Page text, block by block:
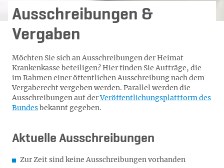
Ausschreibungen &
Vergaben
Möchten Sie sich an Ausschreibungen der Heimat
Krankenkasse beteiligen? Hier finden Sie Aufträge, die
im Rahmen einer öffentlichen Ausschreibung nach dem
Vergaberecht vergeben werden. Parallel werden die
Ausschreibungen auf derVeröffentlichungsplattform des
Bundesbekannt gegeben.
Aktuelle Ausschreibungen
Zur Zeit sind keine Ausschreibungen vorhanden